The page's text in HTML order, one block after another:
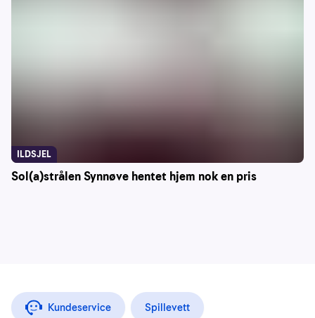
Sol(a)strålen Synnøve hentet hjem nok en pris
ILDSJEL
Kundeservice Spillevett